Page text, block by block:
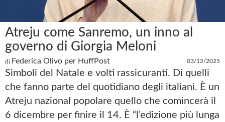
Atreju come Sanremo, un inno al
governo di Giorgia Meloni
di Federica Olivo per HuffPost 03/12/2025
Simboli del Natale e volti rassicuranti. Di quelli
che fanno parte del quotidiano degli italiani. È un
Atreju nazional popolare quello che comincerà il
6 dicembre per finire il 14. È “l’edizione più lunga